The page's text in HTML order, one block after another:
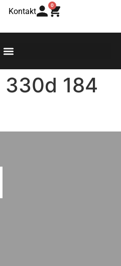
Kontakt
0
330d 184